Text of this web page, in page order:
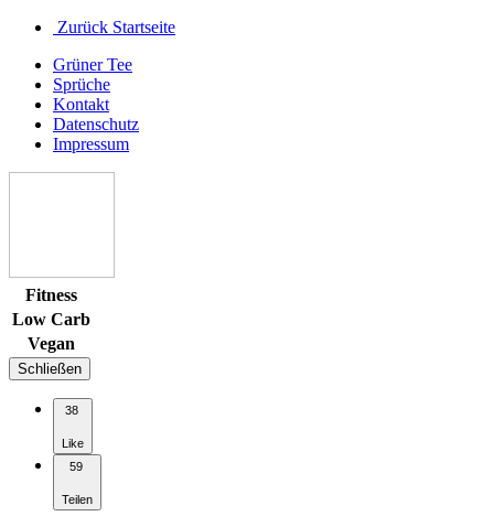
Zurück Startseite
Grüner Tee
Sprüche
Kontakt
Datenschutz
Impressum
Fitness
Low Carb
Vegan
Schließen
38
Like
59
Teilen